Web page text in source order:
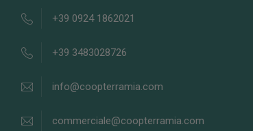
+39 0924 1862021
+39 3483028726
info@coopterramia.com
commerciale@coopterramia.com